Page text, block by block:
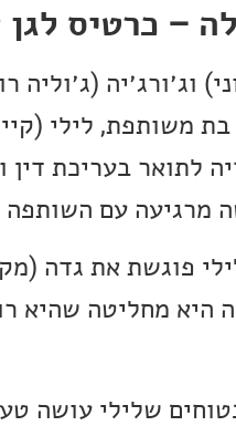
– כרטיס לגן
וג׳ורג׳יה
משותפת, לילי
לתואר בעריכת
מרגיעה עם
פוגשת את גדה
היא מחליטה שהיא
בטוחים שלילי